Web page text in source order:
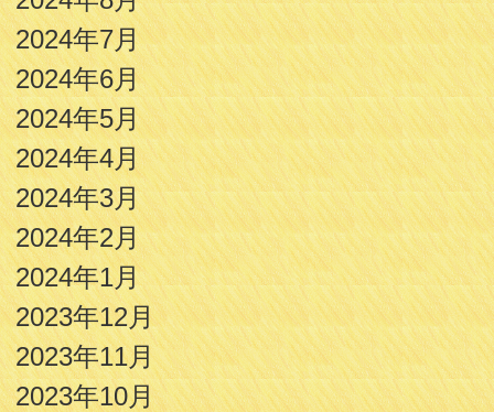
2024年7月
2024年6月
2024年5月
2024年4月
2024年3月
2024年2月
2024年1月
2023年12月
2023年11月
2023年10月